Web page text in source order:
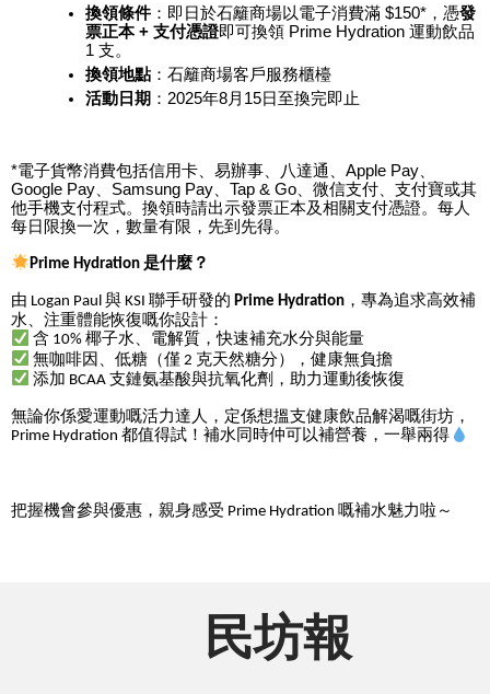
換領條件 ：即日於石籬商場以電子消費滿 $150* ，憑發
票正本 + 支付憑證即可換領 Prime Hydration 運動飲品
1 支。
換領地點 ：石籬商場客戶服務櫃檯
活動日期 ： 2025年8月 15日至換完即止
*電子貨幣消費包括信用卡、易辦事、八達通、 Apple Pay、
Google Pay、 Samsung Pay、 Tap & Go、微信支付、支付寶或其
他手機支付程式。換領時請出示發票正本及相關支付憑證。每人
每日限換一次，數量有限，先到先得。
Prime Hydration 是什麼？
由 Logan Paul 與 KSI 聯手研發的 Prime Hydration ，專為追求高效補
水、注重體能恢復嘅你設計：
含 10% 椰子水、電解質，快速補充水分與能量
無咖啡因、低糖（僅 2 克天然糖分），健康無負擔
添加 BCAA 支鏈氨基酸與抗氧化劑，助力運動後恢復
無論你係愛運動嘅活力達人，定係想搵支健康飲品解渴嘅街坊，
Prime Hydration 都值得試！補水同時仲可以補營養，一舉兩得
把握機會參與優惠，親身感受 Prime Hydration 嘅補水魅力啦～
民坊報